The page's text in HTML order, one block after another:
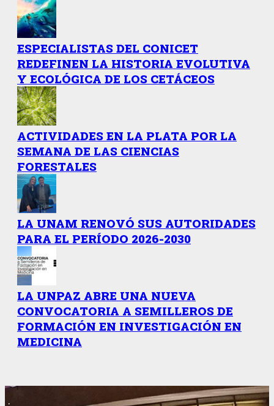
ESPECIALISTAS DEL CONICET
REDEFINEN LA HISTORIA EVOLUTIVA
Y ECOLÓGICA DE LOS CETÁCEOS
ACTIVIDADES EN LA PLATA POR LA
SEMANA DE LAS CIENCIAS
FORESTALES
LA UNAM RENOVÓ SUS AUTORIDADES
PARA EL PERÍODO 2026-2030
LA UNPAZ ABRE UNA NUEVA
CONVOCATORIA A SEMILLEROS DE
FORMACIÓN EN INVESTIGACIÓN EN
MEDICINA